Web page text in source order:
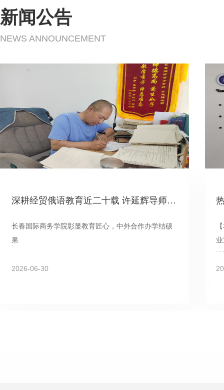
公认，国家承认，国内、国际通
新闻公告
NEWS ANNOUNCEMENT
深耕经贸俄语教育近二十载 许延辉导师获毕业学子携手“表白”
长春国际商务学院彰显教育匠心，中外合作办学结硕
果
2026-06-30